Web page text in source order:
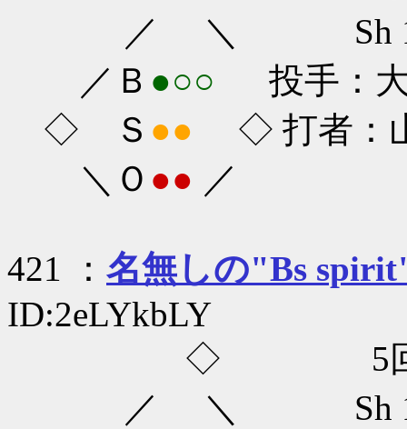
／ ＼ Sh 1-
／Ｂ ●○○ 投手：大
◇ Ｓ ●● ◇ 打者：
＼Ｏ ●● ／
421 ： 名無しの"Bs
ID:2eLYkbLY
◇ 5回
／ ＼ Sh 1-